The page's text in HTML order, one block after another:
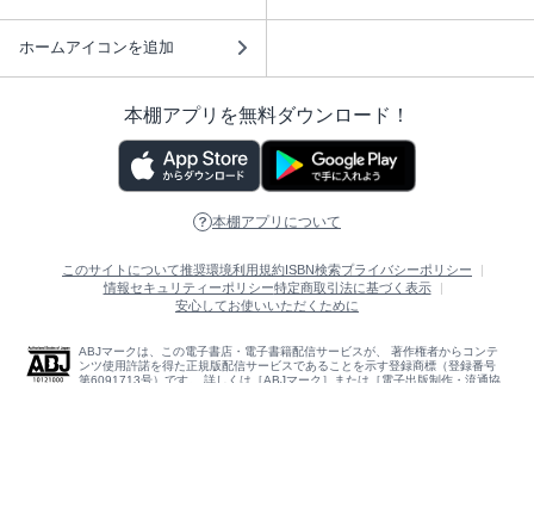
ホームアイコンを追加
本棚アプリを無料ダウンロード！
本棚アプリについて
このサイトについて推奨環境利用規約ISBN検索プライバシーポリシー
情報セキュリティーポリシー特定商取引法に基づく表示
安心してお使いいただくために
ABJマークは、この電子書店・電子書籍配信サービスが、 著作権者からコンテ
ンツ使用許諾を得た正規版配信サービスであることを示す登録商標（登録番号
第6091713号）です。 詳しくは［ABJマーク］または［電子出版制作・流通協